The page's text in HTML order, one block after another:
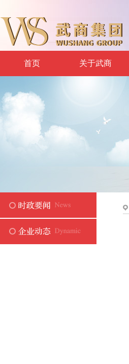
首页 关于武商